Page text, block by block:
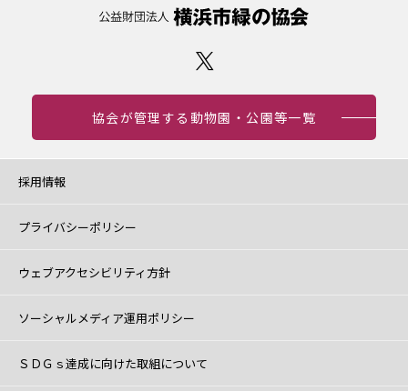
協会が管理する動物園・公園等一覧
採用情報
プライバシーポリシー
ウェブアクセシビリティ方針
ソーシャルメディア運用ポリシー
ＳＤＧｓ達成に向けた取組について